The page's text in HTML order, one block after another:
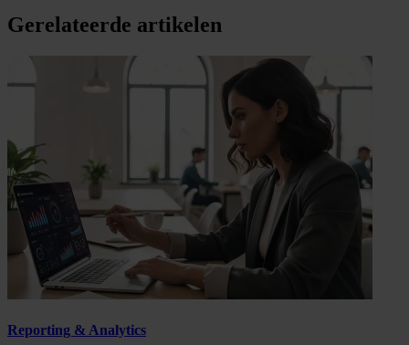
Gerelateerde artikelen
Reporting & Analytics